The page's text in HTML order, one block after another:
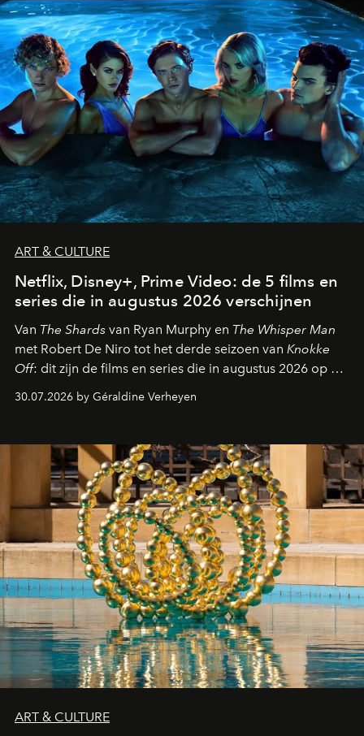
ART & CULTURE
Netflix, Disney+, Prime Video: de 5 films en
series die in augustus 2026 verschijnen
Van The Shards van Ryan Murphy en The Whisper Man
met Robert De Niro tot het derde seizoen van Knokke
Off: dit zijn de films en series die in augustus 2026 op de
streamingplatformen verschijnen.
30.07.2026 by Géraldine Verheyen
ART & CULTURE